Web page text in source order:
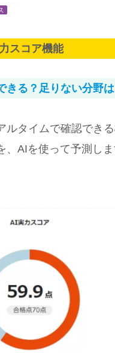
スコア機能
きる？足りない分野
ルタイムで確認でき
、AIを使って予測しま